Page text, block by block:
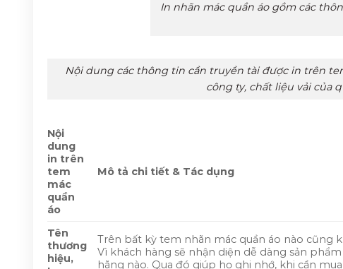
In nhãn mác quần áo gồm các
Nội dung các thông tin cần truyền tài được in trên
công ty, chất liệu vải của
Nội
dung
in trên
tem
mác
quần
áo
Mô tả chi tiết & Tác dụng
Tên
thương
hiệu,
Trên bất kỳ tem nhãn mác quần áo nào cũng
Vì khách hàng sẽ nhận diện dễ dàng sản
hãng nào. Qua đó giúp họ ghi nhớ, khi cần